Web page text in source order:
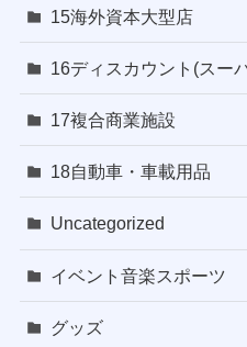
15海外資本大型店
16ディスカウント(スー
17複合商業施設
18自動車・車載用品
Uncategorized
イベント音楽スポーツ
グッズ